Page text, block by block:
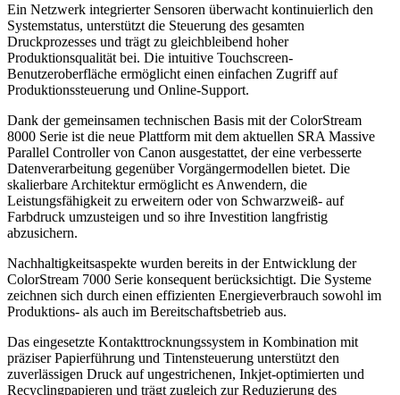
Ein Netzwerk integrierter Sensoren überwacht kontinuierlich den
Systemstatus, unterstützt die Steuerung des gesamten
Druckprozesses und trägt zu gleichbleibend hoher
Produktionsqualität bei. Die intuitive Touchscreen-
Benutzeroberfläche ermöglicht einen einfachen Zugriff auf
Produktionssteuerung und Online-Support.
Dank der gemeinsamen technischen Basis mit der ColorStream
8000 Serie ist die neue Plattform mit dem aktuellen SRA Massive
Parallel Controller von Canon ausgestattet, der eine verbesserte
Datenverarbeitung gegenüber Vorgängermodellen bietet. Die
skalierbare Architektur ermöglicht es Anwendern, die
Leistungsfähigkeit zu erweitern oder von Schwarzweiß- auf
Farbdruck umzusteigen und so ihre Investition langfristig
abzusichern.
Nachhaltigkeitsaspekte wurden bereits in der Entwicklung der
ColorStream 7000 Serie konsequent berücksichtigt. Die Systeme
zeichnen sich durch einen effizienten Energieverbrauch sowohl im
Produktions- als auch im Bereitschaftsbetrieb aus.
Das eingesetzte Kontakttrocknungssystem in Kombination mit
präziser Papierführung und Tintensteuerung unterstützt den
zuverlässigen Druck auf ungestrichenen, Inkjet-optimierten und
Recyclingpapieren und trägt zugleich zur Reduzierung des